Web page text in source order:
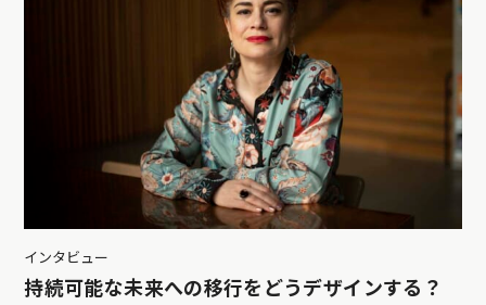
インタビュー
持続可能な未来への移行をどうデザインする？